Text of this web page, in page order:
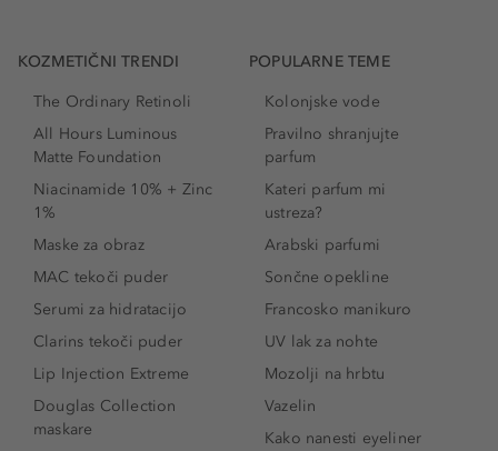
KOZMETIČNI TRENDI
The Ordinary Retinoli
All Hours Luminous
Matte Foundation
Niacinamide 10% + Zinc
1%
Maske za obraz
MAC tekoči puder
Serumi za hidratacijo
Clarins tekoči puder
Lip Injection Extreme
Douglas Collection
maskare
POPULARNE TEME
Kolonjske vode
Pravilno shranjujte
parfum
Kateri parfum mi
ustreza?
Arabski parfumi
Sončne opekline
Francosko manikuro
UV lak za nohte
Mozolji na hrbtu
Vazelin
Kako nanesti eyeliner